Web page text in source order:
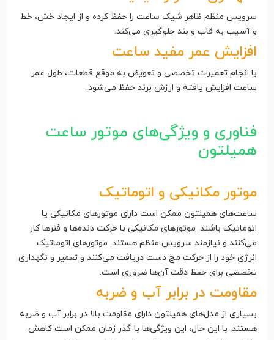
سرویس منظم ظاهر شیک ساعت را حفظ کرده و از ایجاد خش، خط
و آسیب به قاب و بند جلوگیری می‌کند.
افزایش عمر مفید ساعت
با انجام تعمیرات تخصصی و تعویض به موقع قطعات، طول عمر
ساعت افزایش یافته و ارزش برند حفظ می‌شود.
فناوری و ویژگی‌های موتور ساعت
همیلتون
موتور مکانیکی و اتوماتیک
ساعت‌های همیلتون ممکن است دارای موتورهای مکانیکی یا
اتوماتیک باشند. موتورهای مکانیکی با حرکت دنده‌ها و فنرها کار
می‌کنند و نیازمند سرویس منظم هستند. موتورهای اتوماتیک
انرژی خود را از حرکت مچ دست دریافت می‌کنند و تعمیر و نگهداری
تخصصی برای حفظ دقت آن‌ها ضروری است.
مقاومت در برابر آب و ضربه
بسیاری از مدل‌های همیلتون دارای مقاومت بالا در برابر آب و ضربه
هستند. با این حال، این ویژگی‌ها با گذر زمان ممکن است کاهش